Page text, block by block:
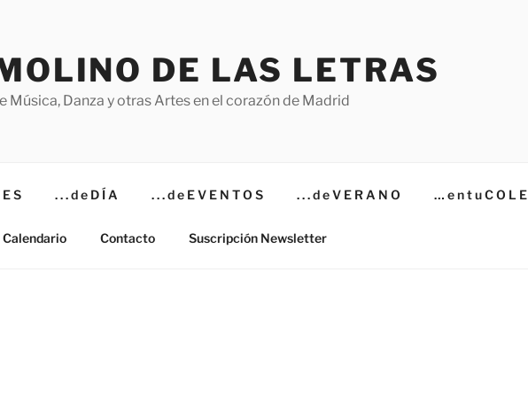
DE LAS LETRAS
Música, Danza y otras Artes en el corazón de Madrid
S . . . d e D Í A . . . d e E V E N T O S . . . d e V E R A N O … e n t u C O L E
Calendario Contacto Suscripción Newsletter